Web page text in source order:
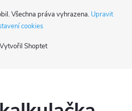
Vytvořil Shoptet
. Všechna práva vyhrazena. Upravit
cookies